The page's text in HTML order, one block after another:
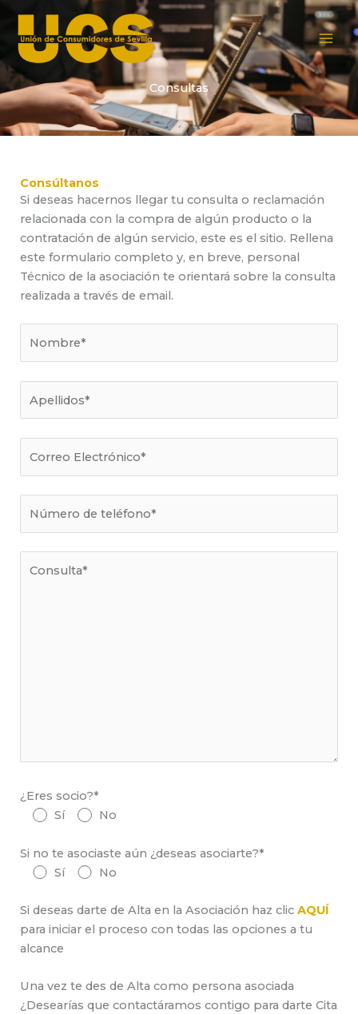
contenido
Consultas
Consúltanos
Si deseas hacernos llegar tu consulta o reclamación
relacionada con la compra de algún producto o la
contratación de algún servicio, este es el sitio. Rellena
este formulario completo y, en breve, personal
Técnico de la asociación te orientará sobre la consulta
realizada a través de email.
¿Eres socio?*
Sí
No
Si no te asociaste aún ¿deseas asociarte?*
Sí
No
Si deseas darte de Alta en la Asociación haz clic AQUÍ
para iniciar el proceso con todas las opciones a tu
alcance
Una vez te des de Alta como persona asociada
¿Desearías que contactáramos contigo para darte Cita